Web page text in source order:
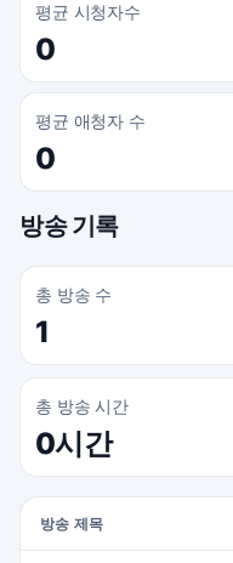
평균 시청자수
0
평균 애청자 수
0
방송 기록
총 방송 수
1
총 방송 시간
0시간
방송 제목